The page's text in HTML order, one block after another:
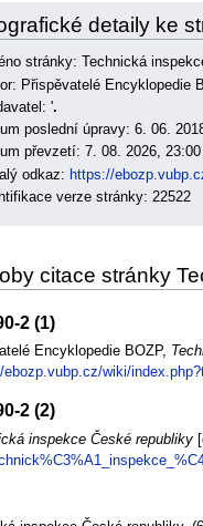
detaily ke
stránky: Technická
Přispěvatelé Encyklopedie
'.
poslední úpravy: 6. 06.
převzetí: 7. 08. 2026,
odkaz: https://
verze stránky: 22522
citace stránky
2 (1)
Encyklopedie BOZP,
ebozp.vubp.cz/wiki/
2 (2)
inspekce České republiky